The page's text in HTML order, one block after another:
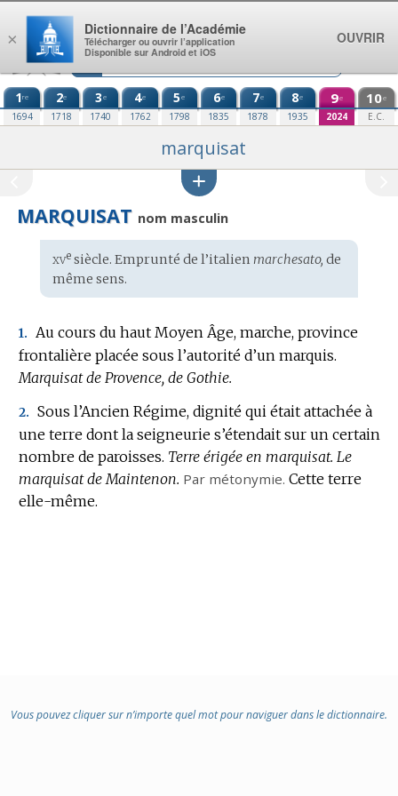
Aller au contenu
1re
1694
2e
1718
3e
1740
4e
1762
5e
1798
6e
1835
7e
1878
8e
1935
9e
2024
10e
E.C.
marquisat
MARQUISAT nom masculin
Étymologie
:
xvesiècle. Emprunté de l’italien marchesato, de
même sens.
1.
Au cours du haut Moyen Âge, marche, province
frontalière placée sous l’autorité d’un marquis.
Marquisat de Provence, de Gothie.
2. Sous l’Ancien Régime, dignité qui était attachée à
une terre dont la seigneurie s’étendait sur un certain
nombre de paroisses. Terre érigée en marquisat. Le
marquisat de Maintenon. Par métonymie. Cette terre
elle-même.
Vous pouvez cliquer sur n’importe quel mot pour naviguer dans le dictionnaire.
×
Dictionnaire de l’Académie
Télécharger ou ouvrir l’application
Disponible sur Android et iOS
OUVRIR